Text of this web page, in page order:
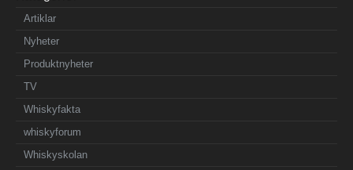
Artiklar
Nyheter
Produktnyheter
TV
Whiskyfakta
whiskyforum
Whiskyskolan